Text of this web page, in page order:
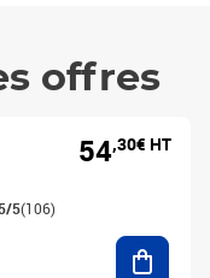
offres
5(106)
54,30€ HT